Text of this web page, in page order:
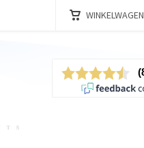
WINKELWAGEN